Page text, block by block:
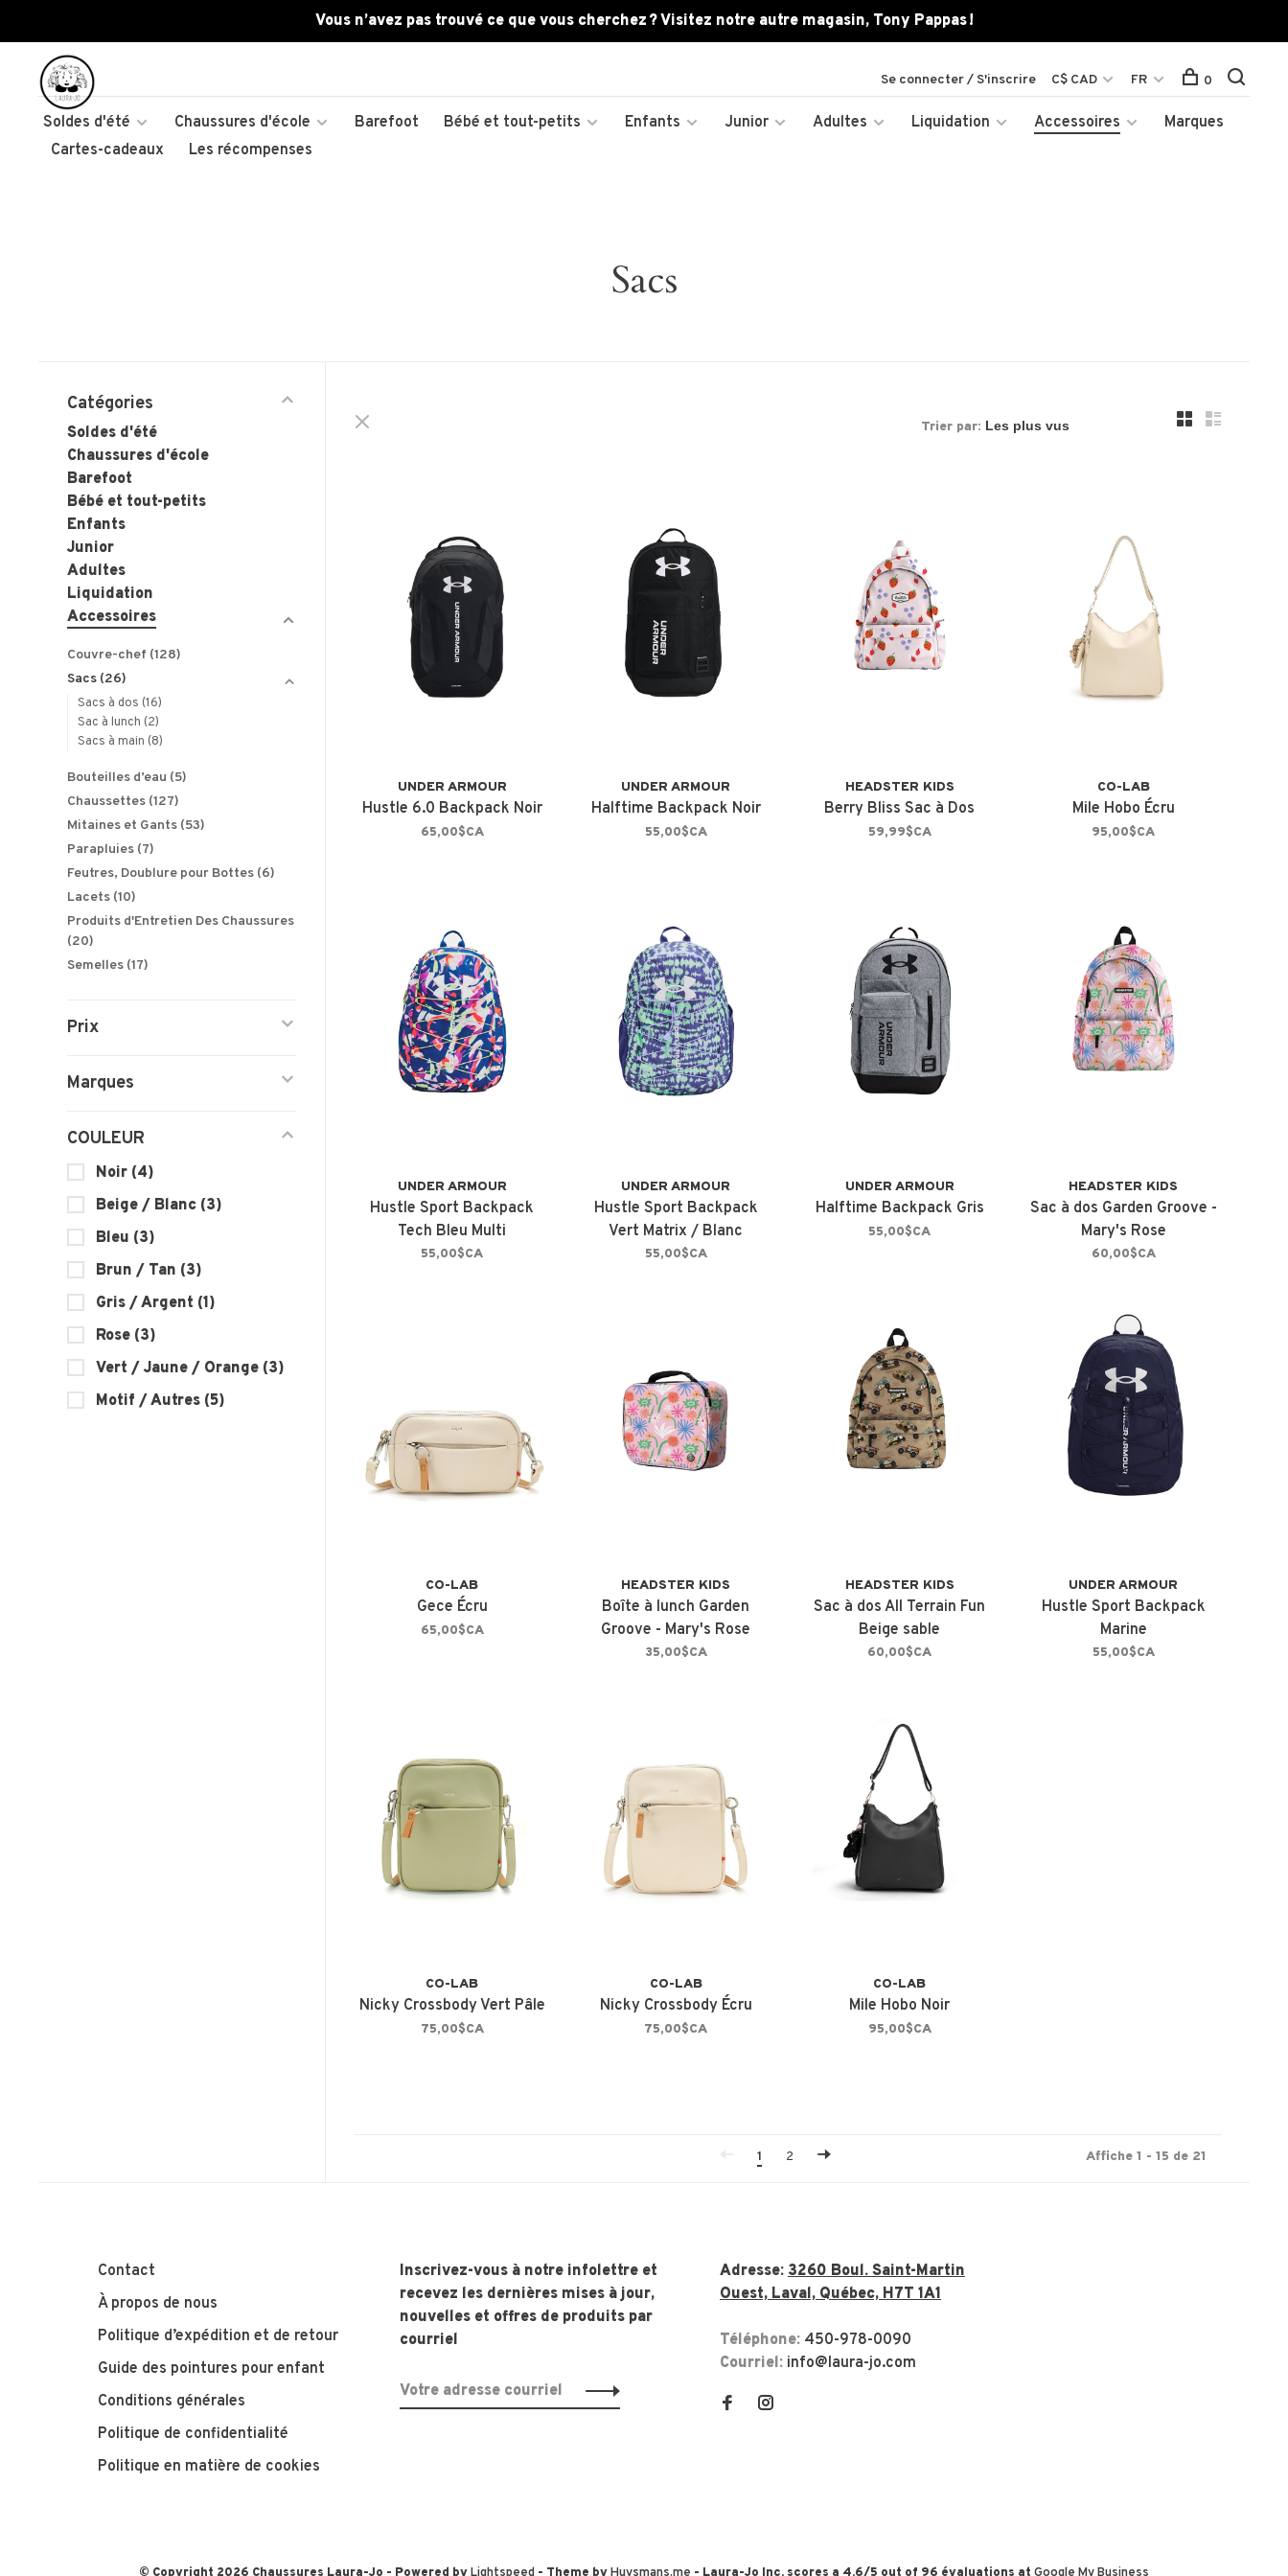
Vous n’avez pas trouvé ce que vous cherchez ? Visitez notre autre magasin, Tony Pappas !
Soldes d'été Chaussures d'école Barefoot Bébé et tout-petits Enfants Junior Adultes Liquidation Accessoires
Marques
Cartes-cadeaux
Les récompenses
Se connecter / S'inscrire C$ CAD FR 0
Sacs
Catégories
Soldes d'été
Chaussures d'école
Barefoot
Bébé et tout-petits
Enfants
Junior
Adultes
Liquidation
Accessoires
Couvre-chef (128)
Sacs (26)
Sacs à dos (16)
Sac à lunch (2)
Sacs à main (8)
Bouteilles d’eau (5)
Chaussettes (127)
Mitaines et Gants (53)
Parapluies (7)
Feutres, Doublure pour Bottes (6)
Lacets (10)
Produits d'Entretien Des Chaussures
(20)
Semelles (17)
Prix
Marques
COULEUR
Noir (4)
Beige / Blanc (3)
Bleu (3)
Brun / Tan (3)
Gris / Argent (1)
Rose (3)
Vert / Jaune / Orange (3)
Motif / Autres (5)
Trier par:
UNDER ARMOUR
Hustle 6.0 Backpack Noir
65,00$CA
UNDER ARMOUR
Halftime Backpack Noir
55,00$CA
HEADSTER KIDS
Berry Bliss Sac à Dos
59,99$CA
CO-LAB
Mile Hobo Écru
95,00$CA
UNDER ARMOUR
Hustle Sport Backpack
Tech Bleu Multi
55,00$CA
UNDER ARMOUR
Hustle Sport Backpack
Vert Matrix / Blanc
55,00$CA
UNDER ARMOUR
Halftime Backpack Gris
55,00$CA
HEADSTER KIDS
Sac à dos Garden Groove -
Mary's Rose
60,00$CA
CO-LAB
Gece Écru
65,00$CA
HEADSTER KIDS
Boîte à lunch Garden
Groove - Mary's Rose
35,00$CA
HEADSTER KIDS
Sac à dos All Terrain Fun
Beige sable
60,00$CA
UNDER ARMOUR
Hustle Sport Backpack
Marine
55,00$CA
CO-LAB
Nicky Crossbody Vert Pâle
75,00$CA
CO-LAB
Nicky Crossbody Écru
75,00$CA
CO-LAB
Mile Hobo Noir
95,00$CA
1 2 Affiche 1 - 15 de 21
Contact
À propos de nous
Politique d’expédition et de retour
Guide des pointures pour enfant
Conditions générales
Politique de confidentialité
Politique en matière de cookies
Inscrivez-vous à notre infolettre et
recevez les dernières mises à jour,
nouvelles et offres de produits par
courriel
Adresse: 3260 Boul. Saint-Martin
Ouest, Laval, Québec, H7T 1A1
Téléphone: 450-978-0090
Courriel: info@laura-jo.com